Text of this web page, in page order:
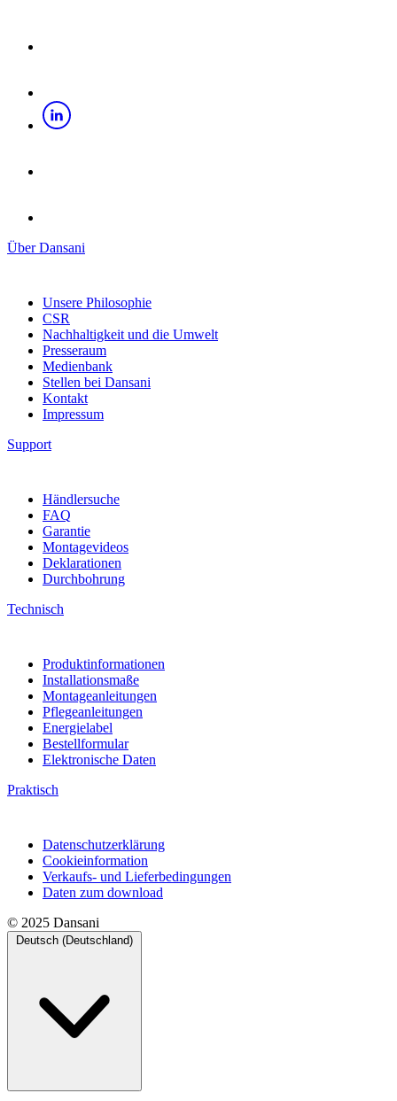
Über Dansani
Unsere Philosophie
CSR
Nachhaltigkeit und die Umwelt
Presseraum
Medienbank
Stellen bei Dansani
Kontakt
Impressum
Support
Händlersuche
FAQ
Garantie
Montagevideos
Deklarationen
Durchbohrung
Technisch
Produktinformationen
Installationsmaße
Montageanleitungen
Pflegeanleitungen
Energielabel
Bestellformular
Elektronische Daten
Praktisch
Datenschutzerklärung
Cookieinformation
Verkaufs- und Lieferbedingungen
Daten zum download
© 2025 Dansani
Deutsch (Deutschland)